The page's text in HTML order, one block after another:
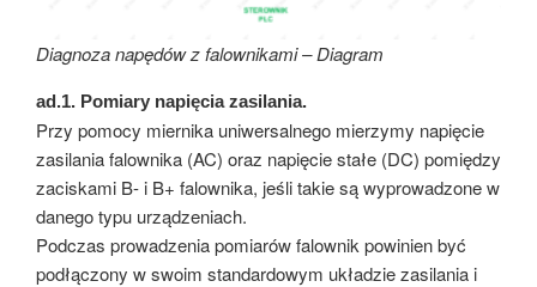
Diagnoza napędów z falownikami – Diagram
ad.1. Pomiary napięcia zasilania.
Przy pomocy miernika uniwersalnego mierzymy napięcie
zasilania falownika (AC) oraz napięcie stałe (DC) pomiędzy
zaciskami B- i B+ falownika, jeśli takie są wyprowadzone w
danego typu urządzeniach.
Podczas prowadzenia pomiarów falownik powinien być
podłączony w swoim standardowym układzie zasilania i